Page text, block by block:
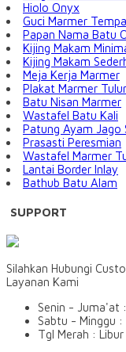
Hiolo Onyx
Guci Marmer
Papan Nama Batu
Kijing Makam
Kijing Makam
Meja Kerja Marmer
Plakat Marmer
Batu Nisan Marmer
Wastafel Batu Kali
Patung Ayam Jago
Prasasti Peresmian
Wastafel Marmer
Lantai Border Inlay
Bathub Batu Alam
SUPPORT
Silahkan Hubungi
Layanan Kami
Senin - Juma'at
Sabtu - Minggu
Tgl Merah : Libur